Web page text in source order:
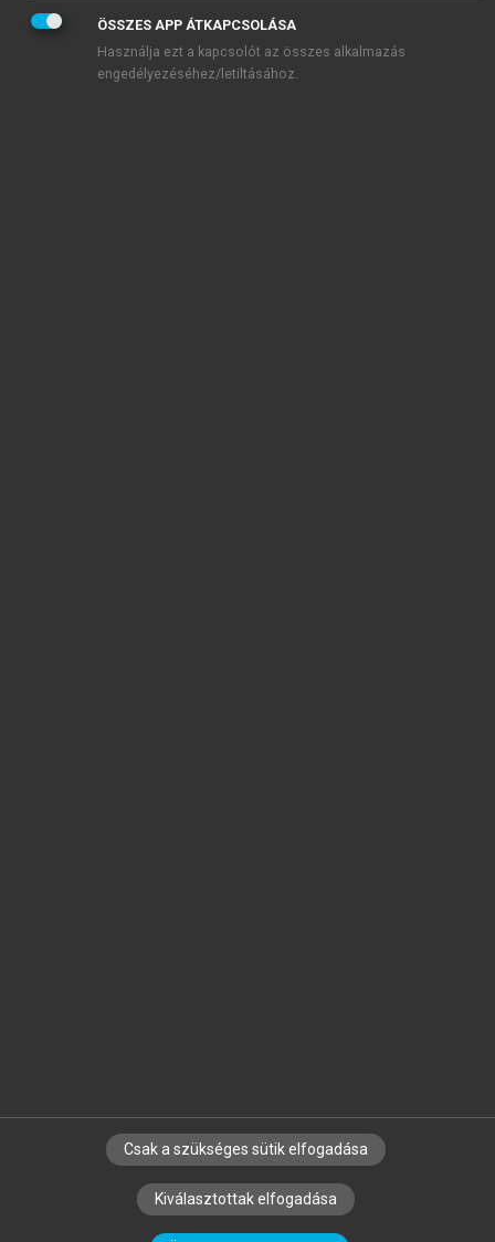
SZERZŐKNEK CÉGEKNEK KÖNYVTÁROSOKNAK
SZERKESZTÉSI ÉS LEKTORÁLÁSI ALAPELVEK
ÖSSZES APP ÁTKAPCSOLÁSA
Használja ezt a kapcsolót az összes alkalmazás
engedélyezéséhez/letiltásához.
Csak a szükséges sütik elfogadása
Kiválasztottak elfogadása